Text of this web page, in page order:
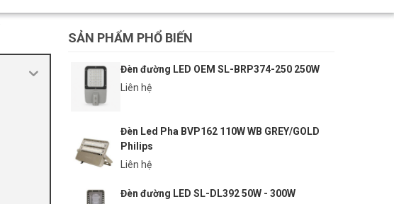
SẢN PHẨM PHỔ BIẾN
Đèn đường LED OEM SL-BRP374-250 250W
Liên hệ
Đèn Led Pha BVP162 110W WB GREY/GOLD
Philips
Liên hệ
Đèn đường LED SL-DL392 50W - 300W